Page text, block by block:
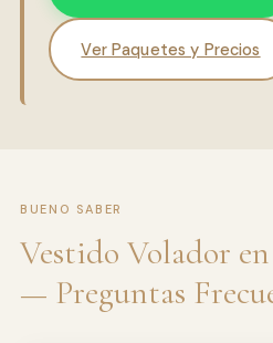
Ver Paquetes y Precios
BUENO SABER
Vestido Volador
— Preguntas